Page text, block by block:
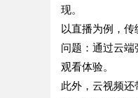
现。
以直播为例，
问题：通过云
观看体验。
此外，云视频